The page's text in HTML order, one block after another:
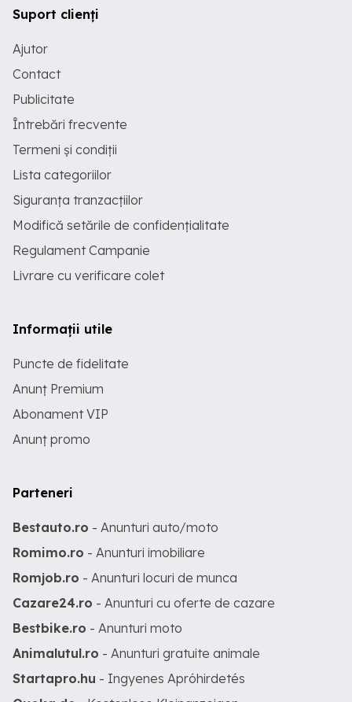
Suport clienți
Ajutor
Contact
Publicitate
Întrebări frecvente
Termeni și condiții
Lista categoriilor
Siguranța tranzacțiilor
Modifică setările de confidențialitate
Regulament Campanie
Livrare cu verificare colet
Informații utile
Puncte de fidelitate
Anunț Premium
Abonament VIP
Anunț promo
Parteneri
Bestauto.ro - Anunturi auto/moto
Romimo.ro - Anunturi imobiliare
Romjob.ro - Anunturi locuri de munca
Cazare24.ro - Anunturi cu oferte de cazare
Bestbike.ro - Anunturi moto
Animalutul.ro - Anunturi gratuite animale
Startapro.hu - Ingyenes Apróhirdetés